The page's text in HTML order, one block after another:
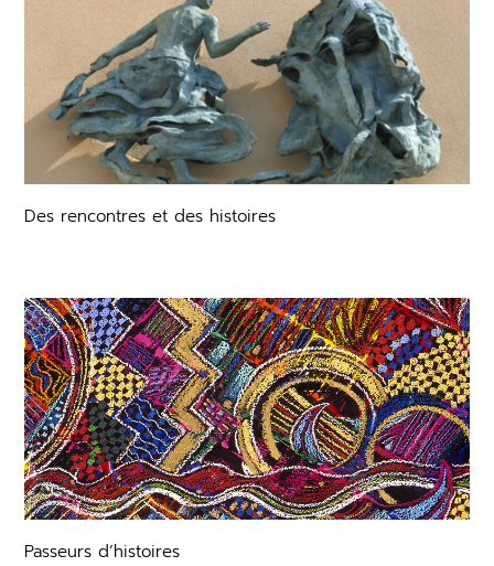
Des rencontres et des histoires
Passeurs d’histoires